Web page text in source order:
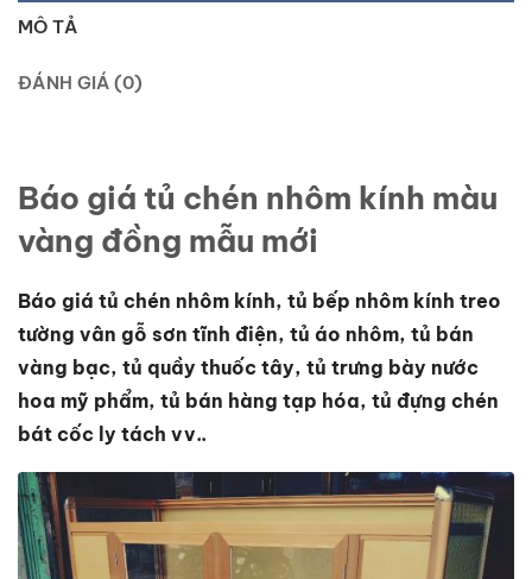
MÔ TẢ
ĐÁNH GIÁ (0)
Báo giá tủ chén nhôm kính màu
vàng đồng mẫu mới
Báo giá tủ chén nhôm kính, tủ bếp nhôm kính treo
tường vân gỗ sơn tĩnh điện, tủ áo nhôm, tủ bán
vàng bạc, tủ quầy thuốc tây, tủ trưng bày nước
hoa mỹ phẩm, tủ bán hàng tạp hóa, tủ đựng chén
bát cốc ly tách vv..